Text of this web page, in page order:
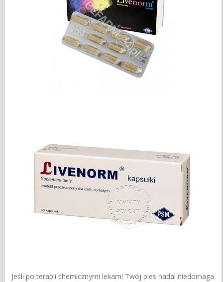
Jeśli po terapii chemicznymi lekami Twój pies nadal niedomaga